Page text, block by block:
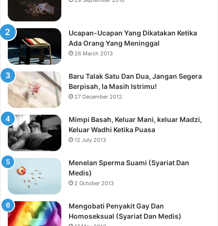
Ucapan-Ucapan Yang Dikatakan Ketika
Ada Orang Yang Meninggal
26 March 2013
Baru Talak Satu Dan Dua, Jangan Segera
Berpisah, Ia Masih Istrimu!
27 December 2012
Mimpi Basah, Keluar Mani, keluar Madzi,
Keluar Wadhi Ketika Puasa
12 July 2013
Menelan Sperma Suami (Syariat Dan
Medis)
2 October 2013
Mengobati Penyakit Gay Dan
Homoseksual (Syariat Dan Medis)